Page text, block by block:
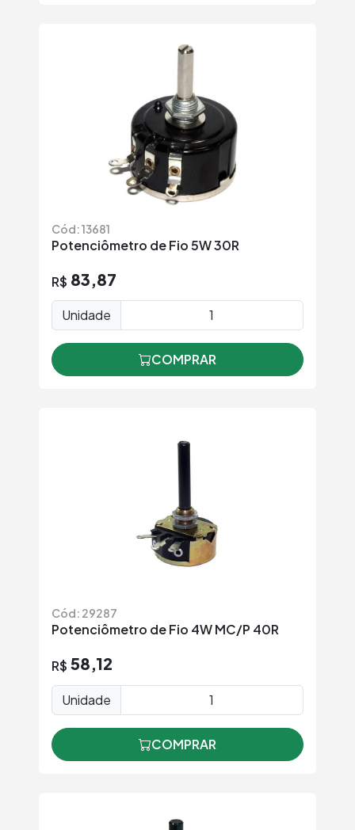
Cód: 13681
Potenciômetro de Fio 5W 30R
R$ 83,87
Unidade
COMPRAR
Cód: 29287
Potenciômetro de Fio 4W MC/P 40R
R$ 58,12
Unidade
COMPRAR